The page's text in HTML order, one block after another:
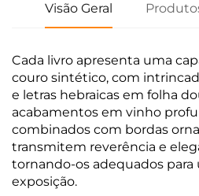
Visão Geral
Cada livro apresenta uma
couro sintético, com
e letras hebraicas em folha
acabamentos em vinho
combinados com bordas
transmitem reverência e
tornando-os adequados para
exposição.